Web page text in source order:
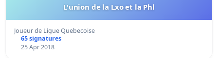
L'union de la Lxo et la Phl
Joueur de Ligue Quebecoise
65 signatures
25 Apr 2018